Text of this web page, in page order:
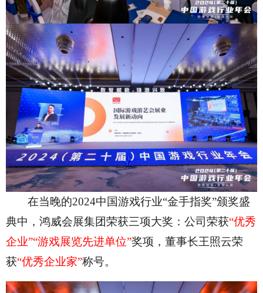
在当晚的2024中国游戏行业“金手指奖”颁奖盛
典中，鸿威会展集团荣获三项大奖：公司荣获“优秀
企业”“游戏展览先进单位”奖项，董事长王照云荣
获“优秀企业家”称号。